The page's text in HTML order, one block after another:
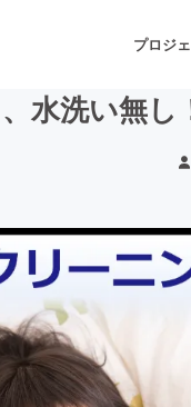
プロジ
音楽
ゲーム・サ
書籍・雑誌出
水洗い無